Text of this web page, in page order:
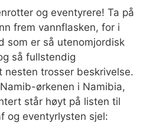
og eventyrere! Ta på
frem vannflasken, for i
som er så utenomjordisk
så fullstendig
nesten trosser beskrivelse.
ørkenen i Namibia,
står høyt på listen til
og eventyrlysten sjel: